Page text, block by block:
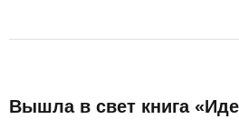
Вышла в свет книга